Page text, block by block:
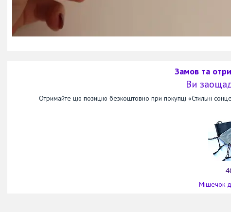
Замов та
Ви
Отримайте цю позицію безкоштовно при покупці «Стильні
Мішечок